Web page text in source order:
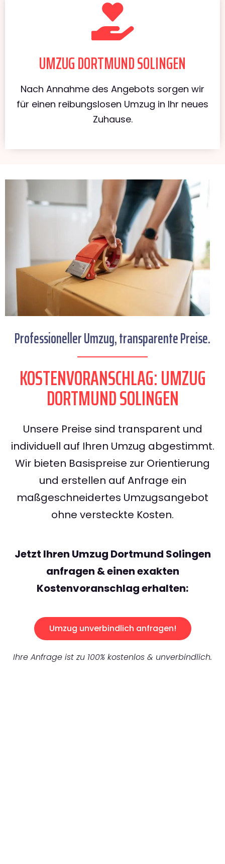
UMZUG DORTMUND SOLINGEN
Nach Annahme des Angebots sorgen wir
für einen reibungslosen Umzug in Ihr neues
Zuhause.
Professioneller Umzug, transparente Preise.
KOSTENVORANSCHLAG: UMZUG
DORTMUND SOLINGEN
Unsere Preise sind transparent und
individuell auf Ihren Umzug abgestimmt.
Wir bieten Basispreise zur Orientierung
und erstellen auf Anfrage ein
maßgeschneidertes Umzugsangebot
ohne versteckte Kosten.
Jetzt Ihren Umzug Dortmund Solingen
anfragen & einen exakten
Kostenvoranschlag erhalten:
Umzug unverbindlich anfragen!
Ihre Anfrage ist zu 100% kostenlos & unverbindlich.